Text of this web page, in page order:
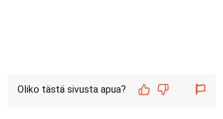
Oliko tästä sivusta apua?